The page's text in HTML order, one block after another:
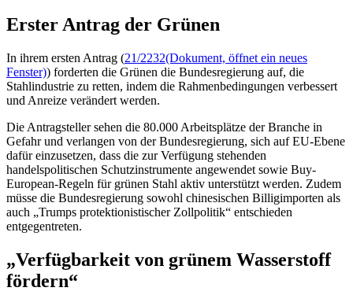
Erster Antrag der Grünen
In ihrem ersten Antrag (21/2232(Dokument, öffnet ein neues
Fenster)) forderten die Grünen die Bundesregierung auf, die
Stahlindustrie zu retten, indem die Rahmenbedingungen verbessert
und Anreize verändert werden.
Die Antragsteller sehen die 80.000 Arbeitsplätze der Branche in
Gefahr und verlangen von der Bundesregierung, sich auf EU-Ebene
dafür einzusetzen, dass die zur Verfügung stehenden
handelspolitischen Schutzinstrumente angewendet sowie Buy-
European-Regeln für grünen Stahl aktiv unterstützt werden. Zudem
müsse die Bundesregierung sowohl chinesischen Billigimporten als
auch „Trumps protektionistischer Zollpolitik“ entschieden
entgegentreten.
„Verfügbarkeit von grünem Wasserstoff
fördern“